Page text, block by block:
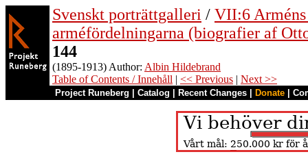
Svenskt porträttgalleri / VII:6
arméfördelningarna (biografier af
144
(1895-1913) Author: Albin Hildebrand
Table of Contents / Innehåll | << Previous | Next >>
Project Runeberg Catalog Recent Changes Donate